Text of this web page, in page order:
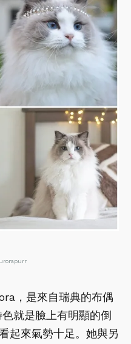
，是來自瑞典的布偶
就是臉上有明顯的倒
起來氣勢十足。她與另